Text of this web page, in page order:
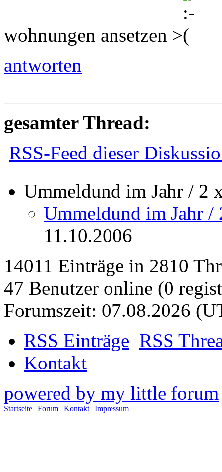
wohnungen ansetzen >
antworten
gesamter Thread:
RSS-Feed dieser
Ummeldund im Jahr / 2
Ummeldund im Jahr /
11.10.2006
14011 Einträge in 2810
47 Benutzer online (0
Forumszeit: 07.08.2026
RSS Einträge RSS
Kontakt
powered by my little forum
Startseite | Forum | Kontakt | Impressum